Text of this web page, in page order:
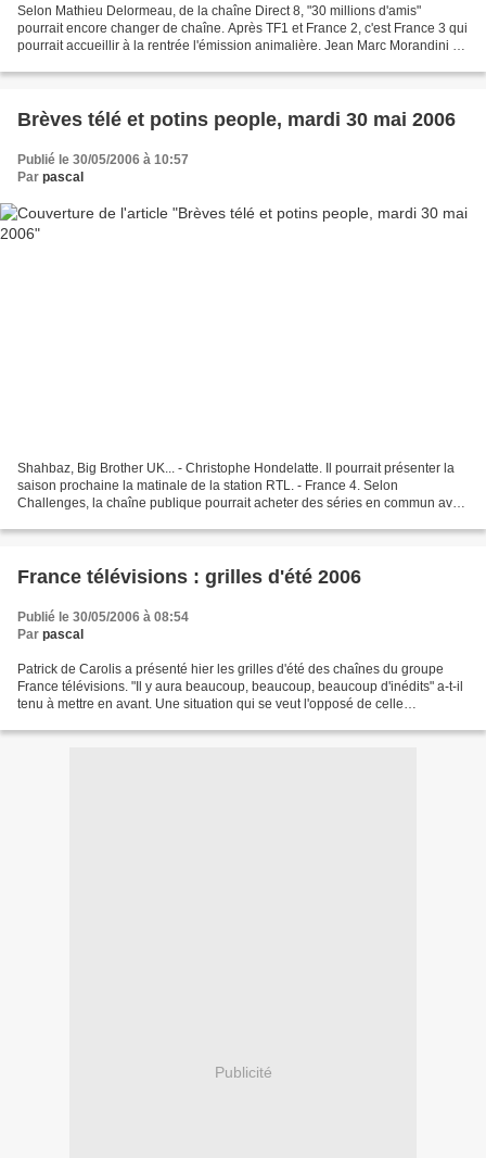
Selon Mathieu Delormeau, de la chaîne Direct 8, "30 millions d'amis"
pourrait encore changer de chaîne. Après TF1 et France 2, c'est France 3 qui
pourrait accueillir à la rentrée l'émission animalière. Jean Marc Morandini a
Brèves télé et potins people, mardi 30 mai 2006
Publié le 30/05/2006 à 10:57
Par pascal
Shahbaz, Big Brother UK... - Christophe Hondelatte. Il pourrait présenter la
saison prochaine la matinale de la station RTL. - France 4. Selon
Challenges, la chaîne publique pourrait acheter des séries en commun avec
France télévisions : grilles d'été 2006
Publié le 30/05/2006 à 08:54
Par pascal
Patrick de Carolis a présenté hier les grilles d'été des chaînes du groupe
France télévisions. "Il y aura beaucoup, beaucoup, beaucoup d'inédits" a-t-il
tenu à mettre en avant. Une situation qui se veut l'opposé de celle
Publicité